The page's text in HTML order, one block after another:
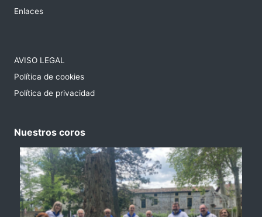
Enlaces
AVISO LEGAL
Política de cookies
Política de privacidad
Nuestros coros